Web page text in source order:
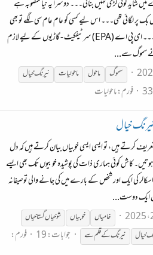
کوئی لڑی نہیں بنائی۔۔۔ دوسرا یہ نیا منصوبہ ہے
بک پر لگائی تھی۔۔۔ اس لیے کسی کو عام عام سی لگے تو بھی
خیر ہے۔۔۔۔ فیس بکی تحریر سمجھیے۔۔۔ ای پی اے (EPA) سرٹیفکیٹ - گاڑیوں کے لیے لازم
نے سموگ سے...
سموگ ماحول ماحولیات نیرنگخیال
فورم:ماحولیات
خیال
ہیں، تو ایسی ایسی خوبیاں بیان کرتے ہیں کہ دل
کاش کوئی ہماری ذات کی پوشیدہ خوبیوں تک بھی ایسے
کی ایک اور شخص کے بارے میں کی جانے والی توصیفانہ
ایک دوست...
خامیاں خوبیاں
شوخیاں گستاخیاں
خیال نیرنگکےقلمسے جوابات: 19
فورم: